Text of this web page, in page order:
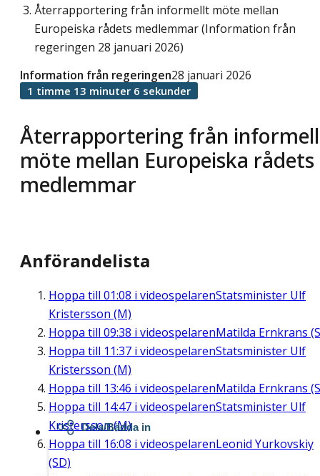
Återrapportering från informellt möte mellan
Europeiska rådets medlemmar (Information från
regeringen 28 januari 2026)
Återrapportering från
möte mellan Europeiska rådets
medlemmar
Information från regeringen28 januari 2026
1 timme 13 minuter 6 sekunder
Anförandelista
Hoppa till 01:08 i videospelarenStatsminister Ulf
Kristersson (M)
Hoppa till 09:38 i videospelarenMatilda Ernkrans
Hoppa till 11:37 i videospelarenStatsminister Ulf
Kristersson (M)
Hoppa till 13:46 i videospelarenMatilda Ernkrans
Hoppa till 14:47 i videospelarenStatsminister Ulf
Kristersson (M)
Hoppa till 16:08 i videospelarenLeonid Yurkovskiy
(SD)
Dela/Bädda in